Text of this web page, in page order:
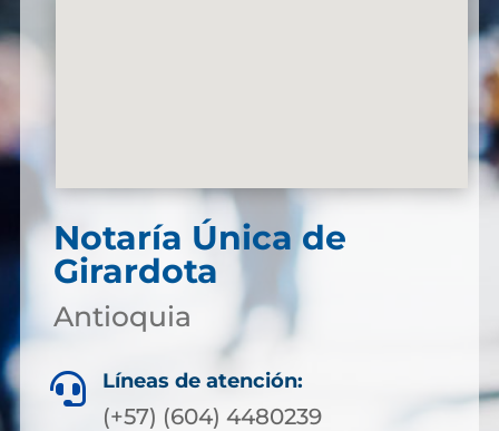
Notaría Única de
Girardota
Antioquia
 Líneas de atención:
(+57) (604) 4480239